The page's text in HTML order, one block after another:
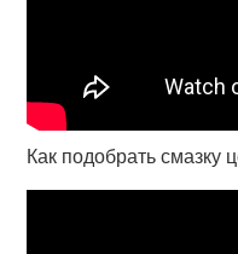
Как подобрать смазку